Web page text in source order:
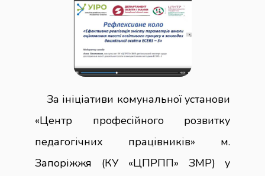
За ініціативи комунальної установи
«Центр професійного розвитку
педагогічних працівників» м.
Запоріжжя (КУ «ЦПРПП» ЗМР) у